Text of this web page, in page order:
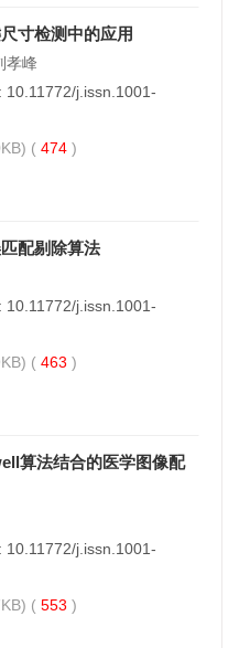
寸检测中的应用
孝峰
10.11772/j.issn.1001-
( 474 )
配剔除算法
10.11772/j.issn.1001-
( 463 )
算法结合的医学图像配
10.11772/j.issn.1001-
( 553 )